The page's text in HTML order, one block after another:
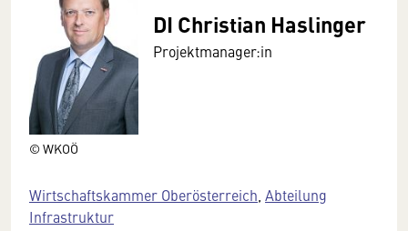
© WKOÖ
DI Christian Haslinger
Projektmanager:in
Wirtschaftskammer Oberösterreich, Abteilung
Infrastruktur